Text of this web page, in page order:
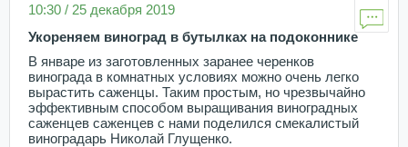
10:30 / 25 декабря 2019
Укореняем виноград в бутылках на подоконнике
В январе из заготовленных заранее черенков
винограда в комнатных условиях можно очень легко
вырастить саженцы. Таким простым, но чрезвычайно
эффективным способом выращивания виноградных
саженцев саженцев с нами поделился смекалистый
виноградарь Николай Глущенко.